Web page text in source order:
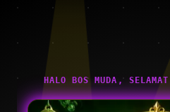
HALO BOS MUDA,